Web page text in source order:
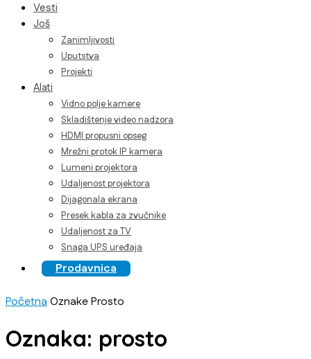
Vesti
Još
Zanimljivosti
Uputstva
Projekti
Alati
Vidno polje kamere
Skladištenje video nadzora
HDMI propusni opseg
Mrežni protok IP kamera
Lumeni projektora
Udaljenost projektora
Dijagonala ekrana
Presek kabla za zvučnike
Udaljenost za TV
Snaga UPS uređaja
Prodavnica
PočetnaOznakeProsto
Oznaka: prosto